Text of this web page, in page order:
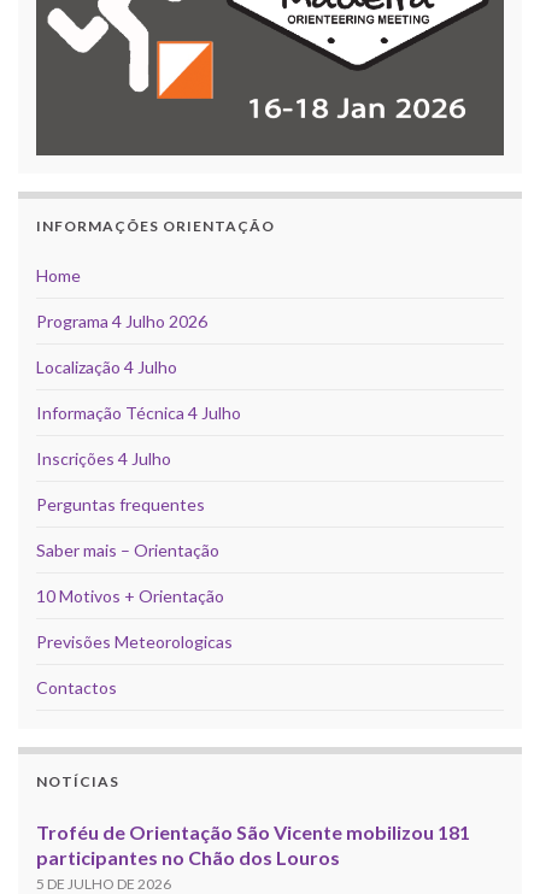
INFORMAÇÕES ORIENTAÇÃO
Home
Programa 4 Julho 2026
Localização 4 Julho
Informação Técnica 4 Julho
Inscrições 4 Julho
Perguntas frequentes
Saber mais – Orientação
10 Motivos + Orientação
Previsões Meteorologicas
Contactos
NOTÍCIAS
Troféu de Orientação São Vicente mobilizou 181
participantes no Chão dos Louros
5 DE JULHO DE 2026